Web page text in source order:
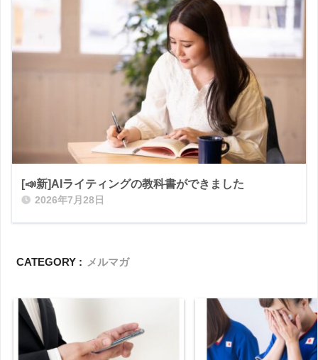
[📣新]AIライティングの教科書ができました
2026年7月28日
CATEGORY : メルマガ